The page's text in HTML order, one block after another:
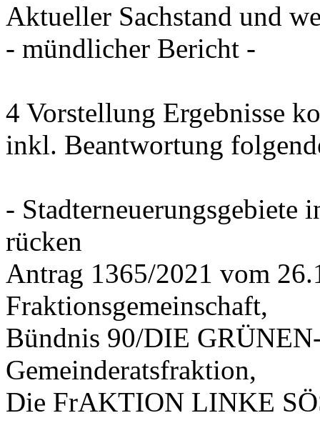
Aktueller Sachstand und
- mündlicher Bericht -
4 Vorstellung Ergebnisse
inkl. Beantwortung
- Stadterneuerungsgebiete
rücken
Antrag 1365/2021 vom
Fraktionsgemeinschaft,
Bündnis 90/DIE
Gemeinderatsfraktion,
Die FrAKTION LINKE